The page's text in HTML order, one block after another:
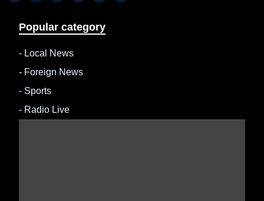
Popular category
- Local News
- Foreign News
- Sports
- Radio Live